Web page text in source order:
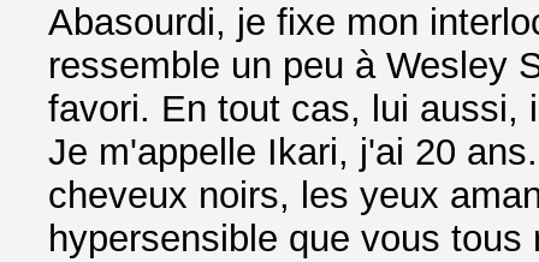
Abasourdi, je fixe mon
ressemble un peu à Wesley
favori. En tout cas, lui aussi,
Je m'appelle Ikari, j'ai 20
cheveux noirs, les yeux
hypersensible que vous